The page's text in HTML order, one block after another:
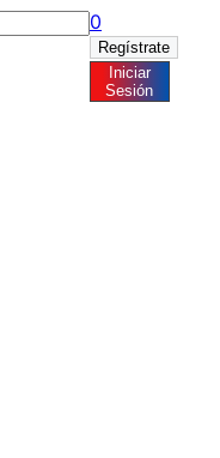
0
Regístrate
Iniciar
Sesión